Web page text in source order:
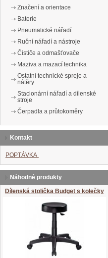
Značení a orientace
Baterie
Pneumatické nářadí
Ruční nářadí a nástroje
Čističe a odmašťovače
Maziva a mazací technika
Ostatní technické spreje a
nátěry
Stacionární nářadí a dílenské
stroje
Čerpadla a průtokoměry
Kontakt
POPTÁVKA
Náhodné produkty
Dílenská stolička Budget s kolečky